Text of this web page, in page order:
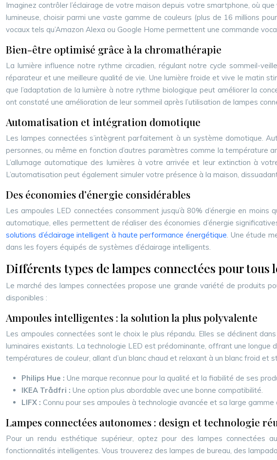
Imaginez contrôler l’éclairage de votre maison depuis votre smartphone, où
lumineuse, choisir parmi une vaste gamme de couleurs (plus de 16 millions
vocaux tels qu’Amazon Alexa ou Google Home permettent une commande
Bien-être optimisé grâce à la chromathérapie
La lumière influence notre rythme circadien, régulant notre cycle sommeil-
réparateur et une meilleure qualité de vie. Une lumière froide et vive le matin
que l’adaptation de la lumière à notre rythme biologique peut améliorer la
ont constaté une amélioration de leur sommeil après l’utilisation de lampes
Automatisation et intégration domotique
Les lampes connectées s’intègrent parfaitement à un système domotique.
personnes, ou même en fonction d’autres paramètres comme la température
L’allumage automatique des lumières à votre arrivée et leur extinction à
L’automatisation peut également simuler votre présence à la maison,
Des économies d’énergie considérables
Les ampoules LED connectées consomment jusqu’à 80% d’énergie en
automatique, elles permettent de réaliser des économies d’énergie
solutions d’éclairage intelligent à haute performance énergétique. Une étude
dans les foyers équipés de systèmes d’éclairage intelligents.
Différents types de lampes connectées pour tous
Le marché des lampes connectées propose une grande variété de produits
disponibles :
Ampoules intelligentes : la solution la plus polyvalente
Les ampoules connectées sont le choix le plus répandu. Elles se déclinent
luminaires existants. La technologie LED est prédominante, offrant une longue
températures de couleur, allant d’un blanc chaud et relaxant à un blanc froid et
Philips Hue : Une marque reconnue pour la qualité et la fiabilité de ses
IKEA Trådfri : Une option plus abordable avec une bonne compatibilité.
LIFX : Connu pour ses ampoules à technologie avancée et sa large
Lampes connectées autonomes : design et technologie
Pour un rendu esthétique supérieur, optez pour des lampes connectées
fonctionnalités intelligentes. Vous trouverez des lampes de bureau, des